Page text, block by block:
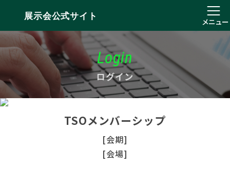
展示会公式サイト
メニュー
Login
ログイン
TSOメンバーシップ
[会期]
[会場]